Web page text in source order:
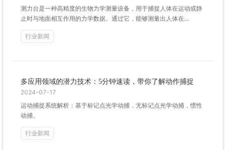
测力台是一种高精度的生物力学测量设备，用于捕捉人体在运动或静
止时与地面相互作用的力学数据。通过它，能够测量出人体在...
行业新闻
多应用领域的潜力技术：5分钟速读，带你了解动作捕捉
2024-07-17
运动捕捉系统解析：基于标记点光学动捕，无标记点光学动捕，惯性
动捕。
行业新闻